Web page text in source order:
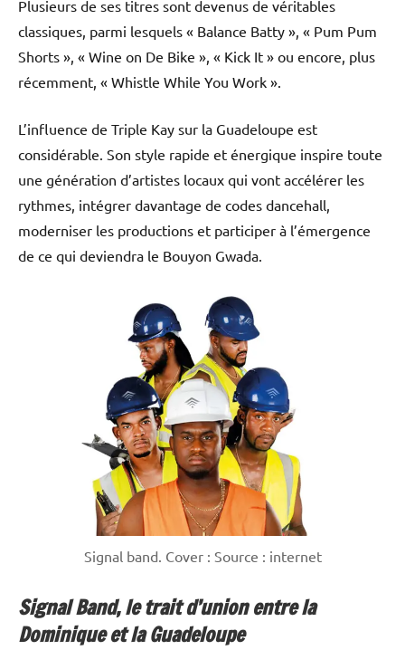
Plusieurs de ses titres sont devenus de véritables
classiques, parmi lesquels « Balance Batty », « Pum Pum
Shorts », « Wine on De Bike », « Kick It » ou encore, plus
récemment, « Whistle While You Work ».
L’influence de Triple Kay sur la Guadeloupe est
considérable. Son style rapide et énergique inspire toute
une génération d’artistes locaux qui vont accélérer les
rythmes, intégrer davantage de codes dancehall,
moderniser les productions et participer à l’émergence
de ce qui deviendra le Bouyon Gwada.
Signal band. Cover : Source : internet
Signal Band, le trait d’union entre la
Dominique et la Guadeloupe